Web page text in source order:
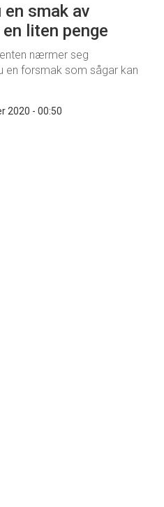
smak av
liten penge
nærmer seg
en forsmak som sågar kan
2020 - 00:50